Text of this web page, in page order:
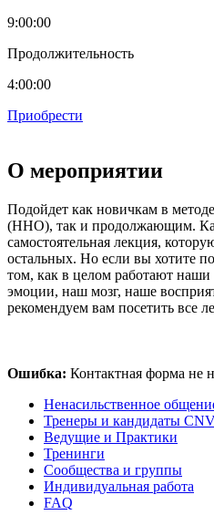
9:00:00
Продолжительность
4:00:00
Приобрести
О мероприятии
Подойдет как новичкам в
(ННО), так и продолжающим.
самостоятельная лекция,
остальных. Но если вы хотите
том, как в целом работают
эмоции, наш мозг, наше
рекомендуем вам посетить все
Ошибка: Контактная форма не
Ненасильственное
Тренеры и кандидаты
Ведущие и Практики
Тренинги
Сообщества и группы
Индивидуальная работа
FAQ